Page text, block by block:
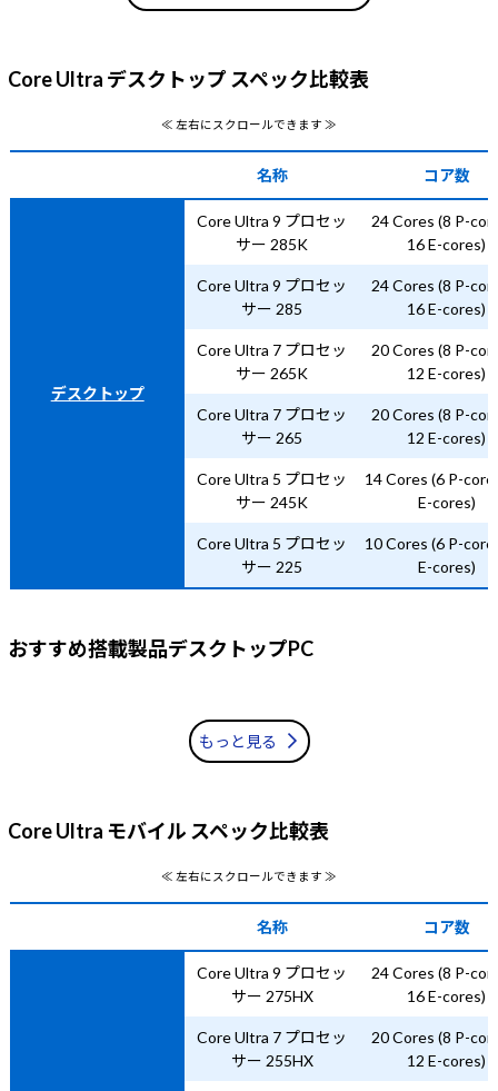
Core Ultra デスクトップ スペック比較表
≪ 左右にスクロールできます ≫
名称 コア数
デスクトップ
Core Ultra 9 プロセッ
サー 285K
24 Cores (8 P-
16 E-cores)
Core Ultra 9 プロセッ
サー 285
24 Cores (8 P-
16 E-cores)
Core Ultra 7 プロセッ
サー 265K
20 Cores (8 P-
12 E-cores)
Core Ultra 7 プロセッ
サー 265
20 Cores (8 P-
12 E-cores)
Core Ultra 5 プロセッ
サー 245K
14 Cores (6 P-
E-cores)
Core Ultra 5 プロセッ
サー 225
10 Cores (6 P-
E-cores)
おすすめ搭載製品デスクトップPC
もっと見る
Core Ultra モバイル スペック比較表
≪ 左右にスクロールできます ≫
名称 コア数
Core Ultra 9 プロセッ
サー 275HX
24 Cores (8 P-
16 E-cores)
Core Ultra 7 プロセッ
サー 255HX
20 Cores (8 P-
12 E-cores)